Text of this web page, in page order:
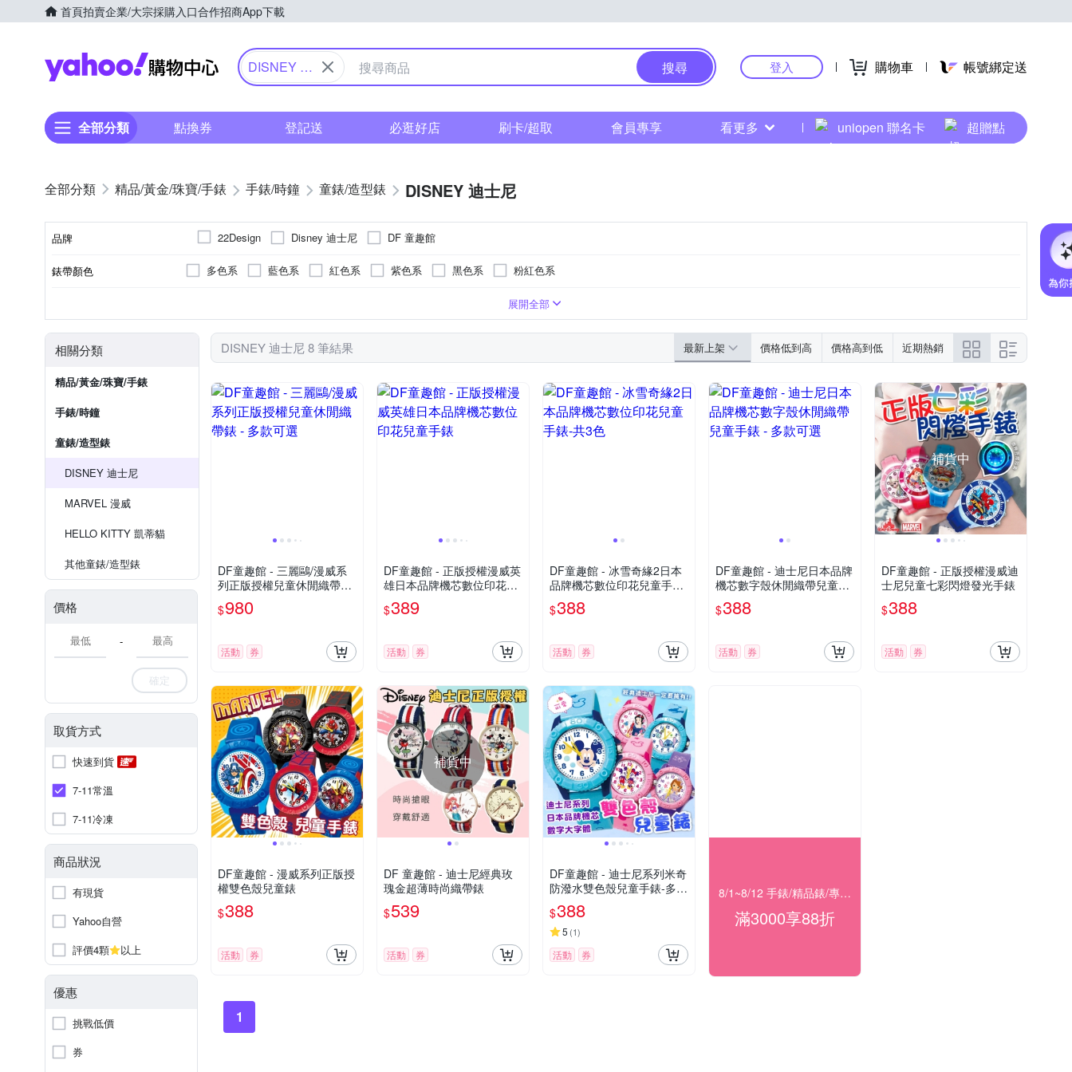
首頁拍賣企業/大宗採購入口合作招商App下載
Yahoo購物中心
DISNEY 迪
搜尋 登入 購物車 帳號綁定送
全部分類 點換券 登記送 必逛好店 刷卡/超取 會員專享 看更多 uniopen 聯名卡 超贈點
精品/黃金/珠寶/手錶 手錶/時鐘 童錶/造型錶 DISNEY 迪士尼
品牌 22Design Disney 迪士尼 DF 童趣館
錶帶顏色 多色系 藍色系 紅色系 紫色系 黑色系 粉紅色系
咖啡色系
展開全部
相關分類
精品/黃金/珠寶/手錶
手錶/時鐘
童錶/造型錶
DISNEY 迪士尼
MARVEL 漫威
HELLO KITTY 凱蒂貓
其他童錶/造型錶
價格
-
確定
取貨方式
快速到貨
7-11常溫
7-11冷凍
商品狀況
有現貨
Yahoo自營
評價4顆
以上
優惠
挑戰低價
券
DISNEY 迪士尼 8 筆結果 最新上架 價格低到高 價格高到低 近期熱銷
DF童趣館 - 三麗鷗/漫威系
列正版授權兒童休閒織帶錶
- 多款可選
$980
活動 券
DF童趣館 - 正版授權漫威英
雄日本品牌機芯數位印花兒
童手錶
$389
活動 券
DF童趣館 - 冰雪奇緣2日本
品牌機芯數位印花兒童手錶-
共3色
$388
活動 券
DF童趣館 - 迪士尼日本品牌
機芯數字殼休閒織帶兒童手
錶 - 多款可選
$388
活動 券
補貨中
DF童趣館 - 正版授權漫威迪
士尼兒童七彩閃燈發光手錶
$388
活動 券
DF童趣館 - 漫威系列正版授
權雙色殼兒童錶
$388
活動 券
補貨中
DF 童趣館 - 迪士尼經典玫
瑰金超薄時尚織帶錶
$539
活動 券
DF童趣館 - 迪士尼系列米奇
防潑水雙色殼兒童手錶-多款
可選
$388
5 (1)
活動 券
8/1~8/12 手錶/精品錶/專櫃飾品 指定商品滿$3000享88折
滿3000享88折
1